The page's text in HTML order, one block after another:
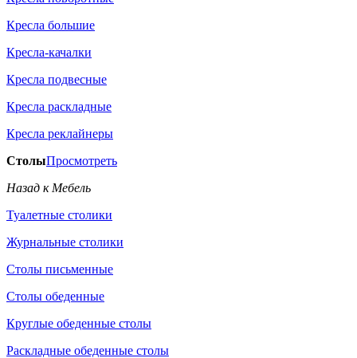
Кресла большие
Кресла-качалки
Кресла подвесные
Кресла раскладные
Кресла реклайнеры
СтолыПросмотреть
Назад к Мебель
Туалетные столики
Журнальные столики
Столы письменные
Столы обеденные
Круглые обеденные столы
Раскладные обеденные столы